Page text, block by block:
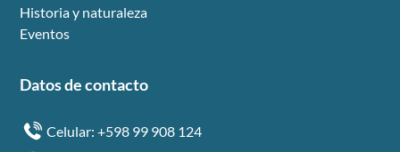
Historia y naturaleza
Eventos
Datos de contacto
Celular: +598 99 908 124